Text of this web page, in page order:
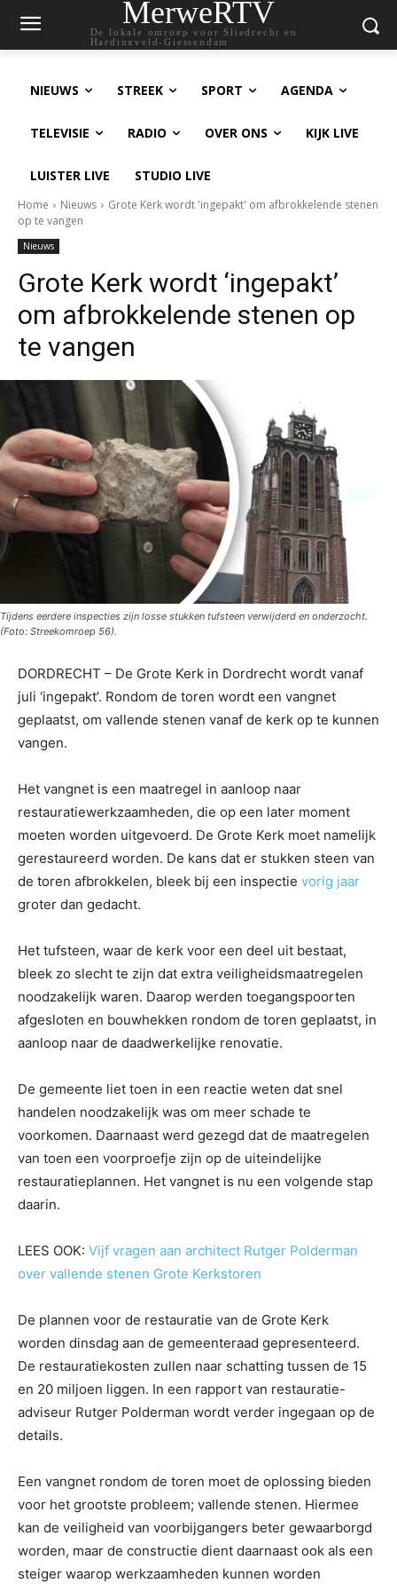
MerweRTV
De lokale omroep voor Sliedrecht en
Hardinxveld-Giessendam
NIEUWS STREEK SPORT AGENDA
TELEVISIE RADIO OVER ONS KIJK LIVE
LUISTER LIVE STUDIO LIVE
Home Nieuws
Grote Kerk wordt 'ingepakt' om afbrokkelende stenen
op te vangen
Nieuws
Grote Kerk wordt ‘ingepakt’
om afbrokkelende stenen op
te vangen
Tijdens eerdere inspecties zijn losse stukken tufsteen verwijderd en onderzocht.
(Foto: Streekomroep 56).
DORDRECHT – De Grote Kerk in Dordrecht wordt vanaf
juli ‘ingepakt’. Rondom de toren wordt een vangnet
geplaatst, om vallende stenen vanaf de kerk op te kunnen
vangen.
Het vangnet is een maatregel in aanloop naar
restauratiewerkzaamheden, die op een later moment
moeten worden uitgevoerd. De Grote Kerk moet namelijk
gerestaureerd worden. De kans dat er stukken steen van
de toren afbrokkelen, bleek bij een inspectie vorig jaar
groter dan gedacht.
Het tufsteen, waar de kerk voor een deel uit bestaat,
bleek zo slecht te zijn dat extra veiligheidsmaatregelen
noodzakelijk waren. Daarop werden toegangspoorten
afgesloten en bouwhekken rondom de toren geplaatst, in
aanloop naar de daadwerkelijke renovatie.
De gemeente liet toen in een reactie weten dat snel
handelen noodzakelijk was om meer schade te
voorkomen. Daarnaast werd gezegd dat de maatregelen
van toen een voorproefje zijn op de uiteindelijke
restauratieplannen. Het vangnet is nu een volgende stap
daarin.
LEES OOK: Vijf vragen aan architect Rutger Polderman
over vallende stenen Grote Kerkstoren
De plannen voor de restauratie van de Grote Kerk
worden dinsdag aan de gemeenteraad gepresenteerd.
De restauratiekosten zullen naar schatting tussen de 15
en 20 miljoen liggen. In een rapport van restauratie-
adviseur Rutger Polderman wordt verder ingegaan op de
details.
Een vangnet rondom de toren moet de oplossing bieden
voor het grootste probleem; vallende stenen. Hiermee
kan de veiligheid van voorbijgangers beter gewaarborgd
worden, maar de constructie dient daarnaast ook als een
steiger waarop werkzaamheden kunnen worden